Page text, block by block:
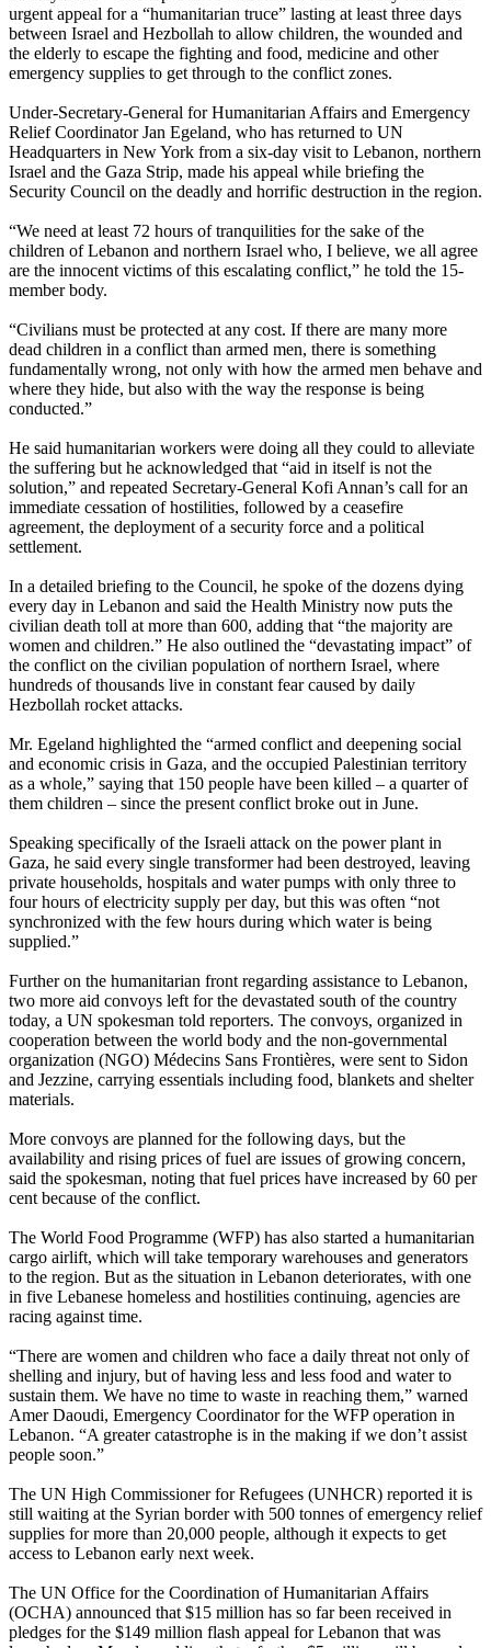
urgent appeal for a “humanitarian truce” lasting at least three days
between Israel and Hezbollah to allow children, the wounded and
the elderly to escape the fighting and food, medicine and other
emergency supplies to get through to the conflict zones.
Under-Secretary-General for Humanitarian Affairs and Emergency
Relief Coordinator Jan Egeland, who has returned to UN
Headquarters in New York from a six-day visit to Lebanon, northern
Israel and the Gaza Strip, made his appeal while briefing the
Security Council on the deadly and horrific destruction in the region.
“We need at least 72 hours of tranquilities for the sake of the
children of Lebanon and northern Israel who, I believe, we all agree
are the innocent victims of this escalating conflict,” he told the 15-
member body.
“Civilians must be protected at any cost. If there are many more
dead children in a conflict than armed men, there is something
fundamentally wrong, not only with how the armed men behave and
where they hide, but also with the way the response is being
conducted.”
He said humanitarian workers were doing all they could to alleviate
the suffering but he acknowledged that “aid in itself is not the
solution,” and repeated Secretary-General Kofi Annan’s call for an
immediate cessation of hostilities, followed by a ceasefire
agreement, the deployment of a security force and a political
settlement.
In a detailed briefing to the Council, he spoke of the dozens dying
every day in Lebanon and said the Health Ministry now puts the
civilian death toll at more than 600, adding that “the majority are
women and children.” He also outlined the “devastating impact” of
the conflict on the civilian population of northern Israel, where
hundreds of thousands live in constant fear caused by daily
Hezbollah rocket attacks.
Mr. Egeland highlighted the “armed conflict and deepening social
and economic crisis in Gaza, and the occupied Palestinian territory
as a whole,” saying that 150 people have been killed – a quarter of
them children – since the present conflict broke out in June.
Speaking specifically of the Israeli attack on the power plant in
Gaza, he said every single transformer had been destroyed, leaving
private households, hospitals and water pumps with only three to
four hours of electricity supply per day, but this was often “not
synchronized with the few hours during which water is being
supplied.”
Further on the humanitarian front regarding assistance to Lebanon,
two more aid convoys left for the devastated south of the country
today, a UN spokesman told reporters. The convoys, organized in
cooperation between the world body and the non-governmental
organization (NGO) Médecins Sans Frontières, were sent to Sidon
and Jezzine, carrying essentials including food, blankets and shelter
materials.
More convoys are planned for the following days, but the
availability and rising prices of fuel are issues of growing concern,
said the spokesman, noting that fuel prices have increased by 60 per
cent because of the conflict.
The World Food Programme (WFP) has also started a humanitarian
cargo airlift, which will take temporary warehouses and generators
to the region. But as the situation in Lebanon deteriorates, with one
in five Lebanese homeless and hostilities continuing, agencies are
racing against time.
“There are women and children who face a daily threat not only of
shelling and injury, but of having less and less food and water to
sustain them. We have no time to waste in reaching them,” warned
Amer Daoudi, Emergency Coordinator for the WFP operation in
Lebanon. “A greater catastrophe is in the making if we don’t assist
people soon.”
The UN High Commissioner for Refugees (UNHCR) reported it is
still waiting at the Syrian border with 500 tonnes of emergency relief
supplies for more than 20,000 people, although it expects to get
access to Lebanon early next week.
The UN Office for the Coordination of Humanitarian Affairs
(OCHA) announced that $15 million has so far been received in
pledges for the $149 million flash appeal for Lebanon that was